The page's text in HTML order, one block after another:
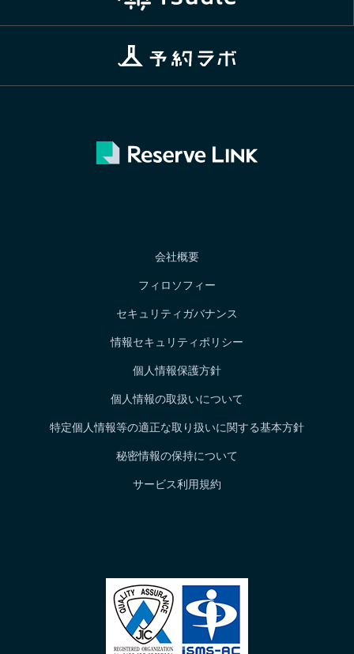
会社概要
フィロソフィー
セキュリティガバナンス
情報セキュリティポリシー
個人情報保護方針
個人情報の取扱いについて
特定個人情報等の適正な取り扱いに関する基本方針
秘密情報の保持について
サービス利用規約